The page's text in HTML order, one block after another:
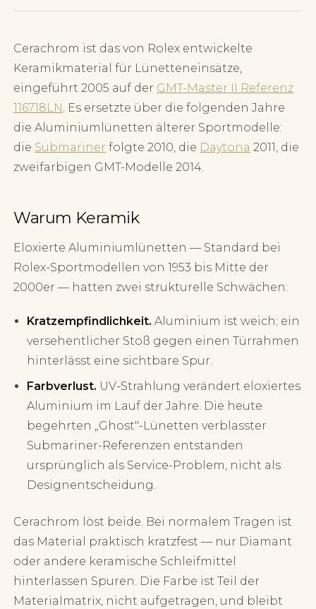
Cerachrom ist das von Rolex entwickelte
Keramikmaterial für Lünetteneinsätze,
eingeführt 2005 auf der GMT-Master II Referenz
116718LN . Es ersetzte über die folgenden Jahre
die Aluminiumlünetten älterer Sportmodelle:
die Submariner folgte 2010, die Daytona 2011, die
zweifarbigen GMT-Modelle 2014.
Warum Keramik
Eloxierte Aluminiumlünetten — Standard bei
Rolex-Sportmodellen von 1953 bis Mitte der
2000er — hatten zwei strukturelle Schwächen:
Kratzempfindlichkeit. Aluminium ist weich; ein
versehentlicher Stoß gegen einen Türrahmen
hinterlässt eine sichtbare Spur.
Farbverlust. UV-Strahlung verändert eloxiertes
Aluminium im Lauf der Jahre. Die heute
begehrten „Ghost"-Lünetten verblasster
Submariner-Referenzen entstanden
ursprünglich als Service-Problem, nicht als
Designentscheidung.
Cerachrom löst beide. Bei normalem Tragen ist
das Material praktisch kratzfest — nur Diamant
oder andere keramische Schleifmittel
hinterlassen Spuren. Die Farbe ist Teil der
Materialmatrix, nicht aufgetragen, und bleibt